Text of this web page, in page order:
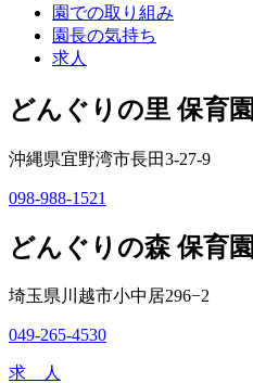
園での取り組み
園長の気持ち
求人
どんぐりの里 保育園
沖縄県宜野湾市長田3-27-9
098-988-1521
どんぐりの森 保育園
埼玉県川越市小中居296−2
049-265-4530
求 人